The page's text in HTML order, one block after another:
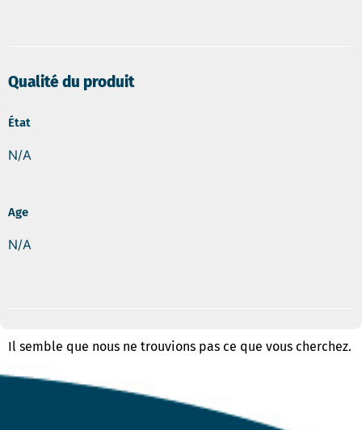
Qualité du produit
État
N/A
Age
N/A
Il semble que nous ne trouvions pas ce que vous cherchez.